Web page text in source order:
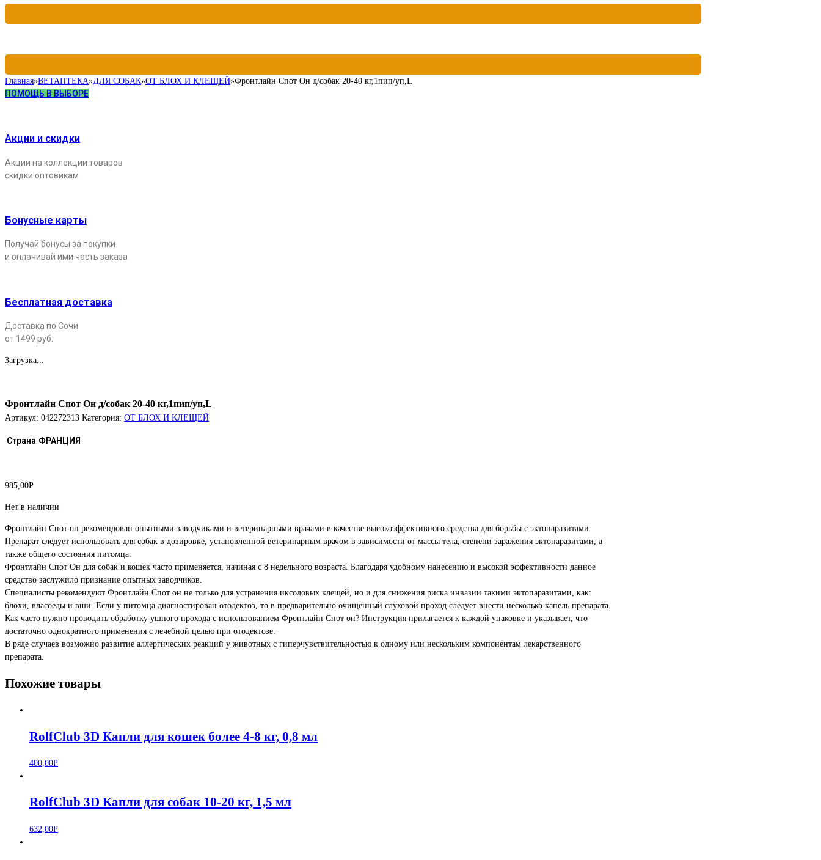
Главная»ВЕТАПТЕКА»ДЛЯ СОБАК»ОТ БЛОХ И КЛЕЩЕЙ»Фронтлайн Спот Он д/собак 20-40 кг,1пип/уп,L
ПОМОЩЬ В ВЫБОРЕ
Акции и скидки
Акции на коллекции товаров
скидки оптовикам
Бонусные карты
Получай бонусы за покупки
и оплачивай ими часть заказа
Бесплатная доставка
Доставка по Сочи
от 1499 руб.
Загрузка...
Фронтлайн Спот Он д/собак 20-40 кг,1пип/уп,L
Артикул: 042272313 Категория: ОТ БЛОХ И КЛЕЩЕЙ
Страна ФРАНЦИЯ
985,00Р
Нет в наличии
Фронтлайн Спот он рекомендован опытными заводчиками и ветеринарными врачами в качестве высокоэффективного средства для борьбы с эктопаразитами.
Препарат следует использовать для собак в дозировке, установленной ветеринарным врачом в зависимости от массы тела, степени заражения эктопаразитами, а
также общего состояния питомца.
Фронтлайн Спот Он для собак и кошек часто применяется, начиная с 8 недельного возраста. Благодаря удобному нанесению и высокой эффективности данное
средство заслужило признание опытных заводчиков.
Специалисты рекомендуют Фронтлайн Спот он не только для устранения иксодовых клещей, но и для снижения риска инвазии такими эктопаразитами, как:
блохи, власоеды и вши. Если у питомца диагностирован отодектоз, то в предварительно очищенный слуховой проход следует внести несколько капель препарата.
Как часто нужно проводить обработку ушного прохода с использованием Фронтлайн Спот он? Инструкция прилагается к каждой упаковке и указывает, что
достаточно однократного применения с лечебной целью при отодектозе.
В ряде случаев возможно развитие аллергических реакций у животных с гиперчувствительностью к одному или нескольким компонентам лекарственного
препарата.
Похожие товары
RolfClub 3D Капли для кошек более 4-8 кг, 0,8 мл
400,00Р
RolfClub 3D Капли для собак 10-20 кг, 1,5 мл
632,00Р